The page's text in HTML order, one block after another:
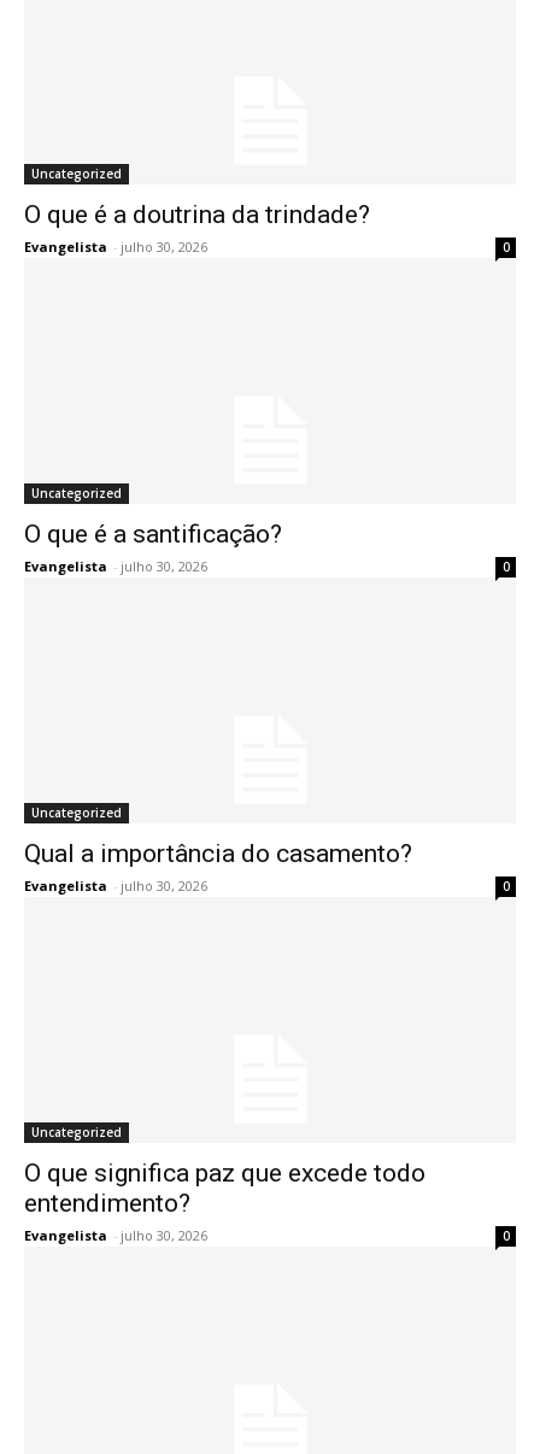
Uncategorized
O que é a doutrina da trindade?
Evangelista - julho 30, 2026 0
Uncategorized
O que é a santificação?
Evangelista - julho 30, 2026 0
Uncategorized
Qual a importância do casamento?
Evangelista - julho 30, 2026 0
Uncategorized
O que significa paz que excede todo
entendimento?
Evangelista - julho 30, 2026 0